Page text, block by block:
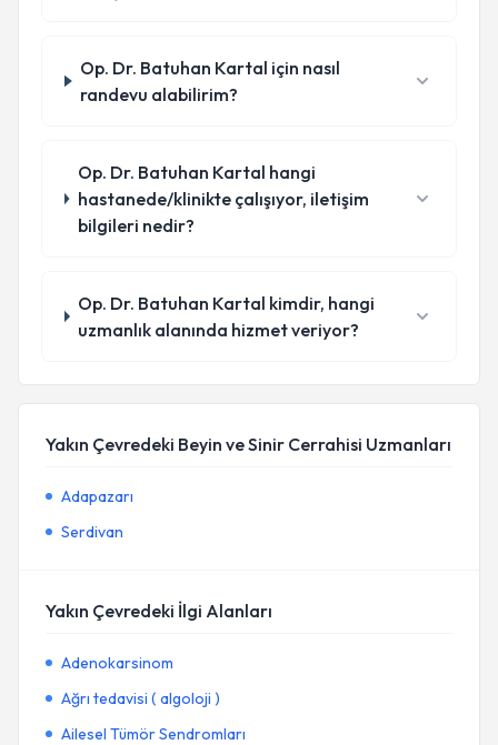
Op. Dr. Batuhan Kartal için nasıl
randevu alabilirim?
Op. Dr. Batuhan Kartal hangi
hastanede/klinikte çalışıyor, iletişim
bilgileri nedir?
Op. Dr. Batuhan Kartal kimdir, hangi
uzmanlık alanında hizmet veriyor?
Yakın Çevredeki Beyin ve Sinir Cerrahisi Uzmanları
Adapazarı
Serdivan
Yakın Çevredeki İlgi Alanları
Adenokarsinom
Ağrı tedavisi ( algoloji )
Ailesel Tümör Sendromları